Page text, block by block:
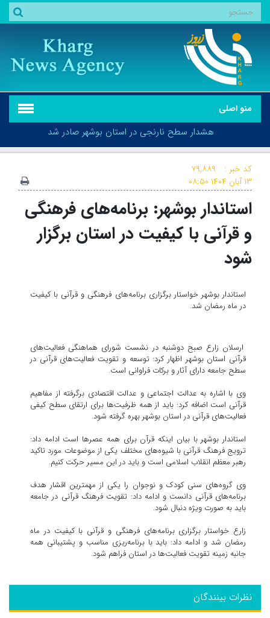
منو اصلی
هشدار سطح نارنجی در استان بوشهر صادر شد
هشدار سطح نارنجی در استان بوشهر صادر شد
کد خبر :
۷۹,۸۸۹
۱۳ آبان ۱۴۰۴
۰۸:۵۰
استاندار بوشهر: برنامه‌های فرهنگی
و قرآنی با کیفیت در استان برگزار
شود
استاندار بوشهر خواستار برگزاری برنامه‌های فرهنگی و قرآنی با کیفیت
در ماه رمضان شد.
ارسلان زارع صبح دوشنبه در نشست شورای هماهنگی فعالیت‌های
قرآنی استان بوشهر اظهار کرد: توسعه و تقویت فعالیت‌های قرآنی در
سطح جامعه دارای آثار و برکات فراوانی است.
وی با اشاره به عدالت اجتماعی و عدالت اقتصادی برگرفته از مفاهیم
قرآنی است اضافه کرد: باید از همه ظرفیت‌ها برای ارتقای سطح کیفی
فعالیت‌های قرآنی در استان بوشهر بهره گرفته شود.
استاندار بوشهر با بیان اینکه قرآن برای همه عصرها است ادامه داد:
ترویج فرهنگ قرآنی با شیوه‌های مختلف یکی از موضوعات مورد تاکید
رهبر معظم انقلاب اسلامی است و باید در این مسیر حرکت کنیم.
وی گروه‌های سنی کودک و نوجوان را یکی از مهمترین اقشار هدف
برنامه‌های قرآنی دانست و ادامه داد: تقویت فرهنگ قرآنی در جامعه
باید به صورت ویژه دنبال شود.
زارع خواستار برگزاری برنامه‌های فرهنگی و قرآنی با کیفیت در ماه
رمضان شد و ادامه داد: باید با برنامه‌ریزی مناسب و پشتیبانی همه
جانبه زمینه تقویت فعالیت‌ها در استان فراهم شود.
نظرات بینندگان